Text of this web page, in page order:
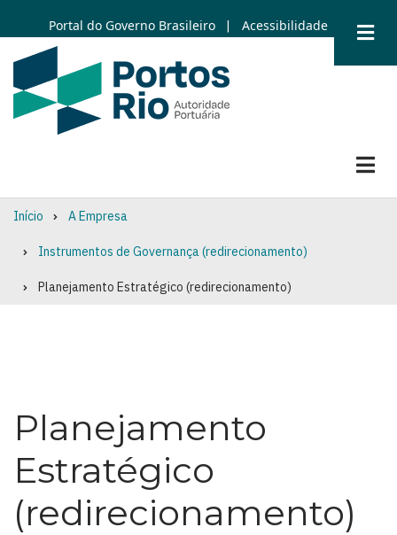
to
main
content
Portal do Governo Brasileiro | Acessibilidade
Breadcrumb
Início A Empresa
Instrumentos de Governança (redirecionamento)
Planejamento Estratégico (redirecionamento)
Planejamento
Estratégico
(redirecionamento)